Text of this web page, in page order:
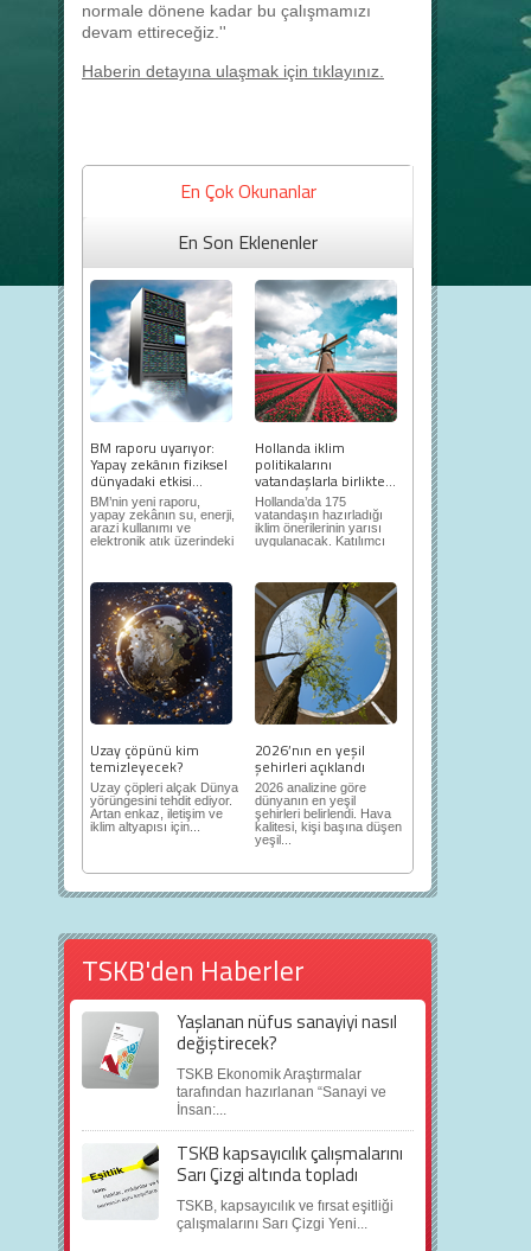
normale dönene kadar bu çalışmamızı
devam ettireceğiz.''
Haberin detayına ulaşmak için tıklayınız.
En Çok Okunanlar
En Son Eklenenler
BM raporu uyarıyor:
Yapay zekânın fiziksel
dünyadaki etkisi...
BM’nin yeni raporu,
yapay zekânın su, enerji,
arazi kullanımı ve
elektronik atık üzerindeki
Hollanda iklim
politikalarını
vatandaşlarla birlikte...
Hollanda’da 175
vatandaşın hazırladığı
iklim önerilerinin yarısı
uygulanacak. Katılımcı
Uzay çöpünü kim
temizleyecek?
Uzay çöpleri alçak Dünya
yörüngesini tehdit ediyor.
Artan enkaz, iletişim ve
iklim altyapısı için...
2026’nın en yeşil
şehirleri açıklandı
2026 analizine göre
dünyanın en yeşil
şehirleri belirlendi. Hava
kalitesi, kişi başına düşen
yeşil...
TSKB'den Haberler
Yaşlanan nüfus sanayiyi nasıl
değiştirecek?
TSKB Ekonomik Araştırmalar
tarafından hazırlanan “Sanayi ve
İnsan:...
TSKB kapsayıcılık çalışmalarını
Sarı Çizgi altında topladı
TSKB, kapsayıcılık ve fırsat eşitliği
çalışmalarını Sarı Çizgi Yeni...